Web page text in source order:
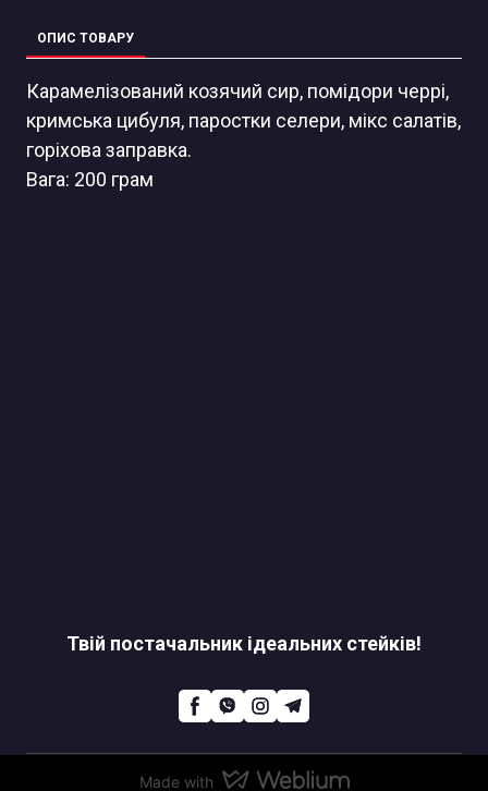
ОПИС ТОВАРУ
Карамелізований козячий сир, помідори черрі,
кримська цибуля, паростки селери, мікс салатів,
горіхова заправка.
Вага: 200 грам
Твій постачальник ідеальних стейків!
Made with